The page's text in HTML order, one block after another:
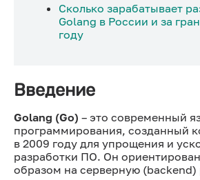
Сколько зарабатывает
Golang в России и за
году
Введение
Golang (Go) – это современный
программирования, созданный
в 2009 году для упрощения и
разработки ПО. Он
образом на серверную (backend)